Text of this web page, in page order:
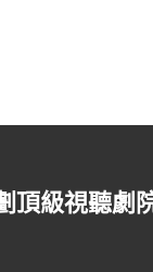
頂級視聽劇